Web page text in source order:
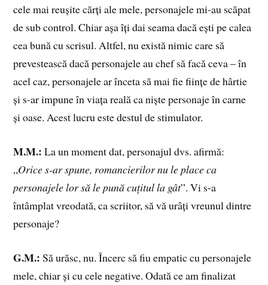
cele mai reușite cărți ale mele, personajele mi-au scăpat
de sub control. Chiar așa îți dai seama dacă ești pe calea
cea bună cu scrisul. Altfel, nu există nimic care să
prevestească dacă personajele au chef să facă ceva – în
acel caz, personajele ar înceta să mai fie ființe de hârtie
și s-ar impune în viața reală ca niște personaje în carne
și oase. Acest lucru este destul de stimulator.
M.M.: La un moment dat, personajul dvs. afirmă:
„Orice s-ar spune, romancierilor nu le place ca
personajele lor să le pună cuțitul la gât”. Vi s-a
întâmplat vreodată, ca scriitor, să vă urâți vreunul dintre
personaje?
G.M.: Să urăsc, nu. Încerc să fiu empatic cu personajele
mele, chiar și cu cele negative. Odată ce am finalizat